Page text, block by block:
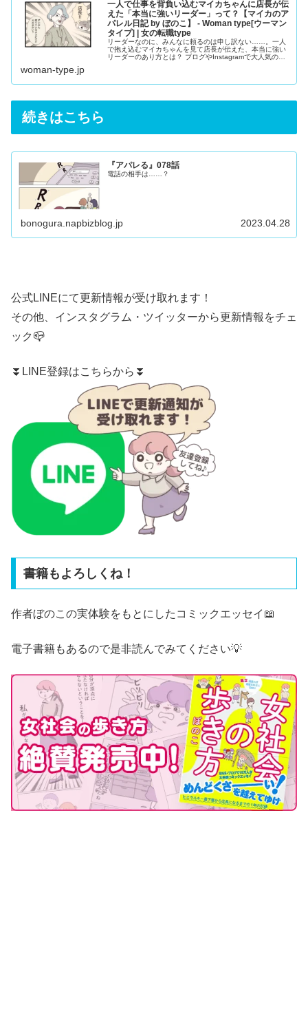
一人で仕事を背負い込むマイカちゃんに店長が伝
えた「本当に強いリーダー」って？【マイカのア
パレル日記 by ぼのこ】 - Woman type[ウーマン
タイプ] | 女の転職type
リーダーなのに、みんなに頼るのは申し訳ない……。一人
で抱え込むマイカちゃんを見て店長が伝えた、本当に強い
リーダーのあり方とは？ ブログやInstagramで大人気のク
woman-type.jp
続きはこちら
『アパレる』078話
電話の相手は……？
bonogura.napbizblog.jp 2023.04.28
公式LINEにて更新情報が受け取れます！
その他、 インスタグラム ・ ツイッターから更新情報をチェ
ック📪
⏬LINE登録はこちらから⏬
書籍もよろしくね！
作者ぼのこの実体験をもとにしたコミックエッセイ📖
電子書籍もあるので是非読んでみてください💡